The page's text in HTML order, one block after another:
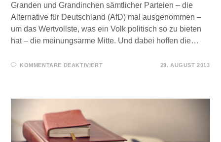
Granden und Grandinchen sämtlicher Parteien – die
Alternative für Deutschland (AfD) mal ausgenommen –
um das Wertvollste, was ein Volk politisch so zu bieten
hat – die meinungsarme Mitte. Und dabei hoffen die…
KOMMENTARE DEAKTIVIERTFÜR
29. AUGUST 2013